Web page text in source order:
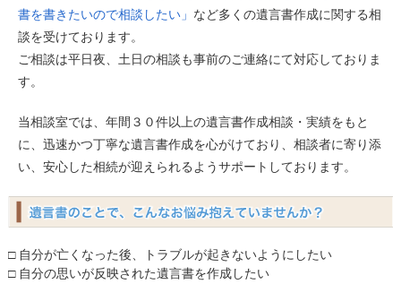
書を書きたいので相談したい」 など多くの遺言書作成に関する相
談を受けております。
ご相談は平日夜、土日の相談も事前のご連絡にて対応しておりま
す。
当相談室では、年間３０件以上の遺言書作成相談・実績をもと
に、迅速かつ丁寧な遺言書作成を心がけており、相談者に寄り添
い、安心した相続が迎えられるようサポートしております。
□ 自分が亡くなった後、トラブルが起きないようにしたい
□ 自分の思いが反映された遺言書を作成したい